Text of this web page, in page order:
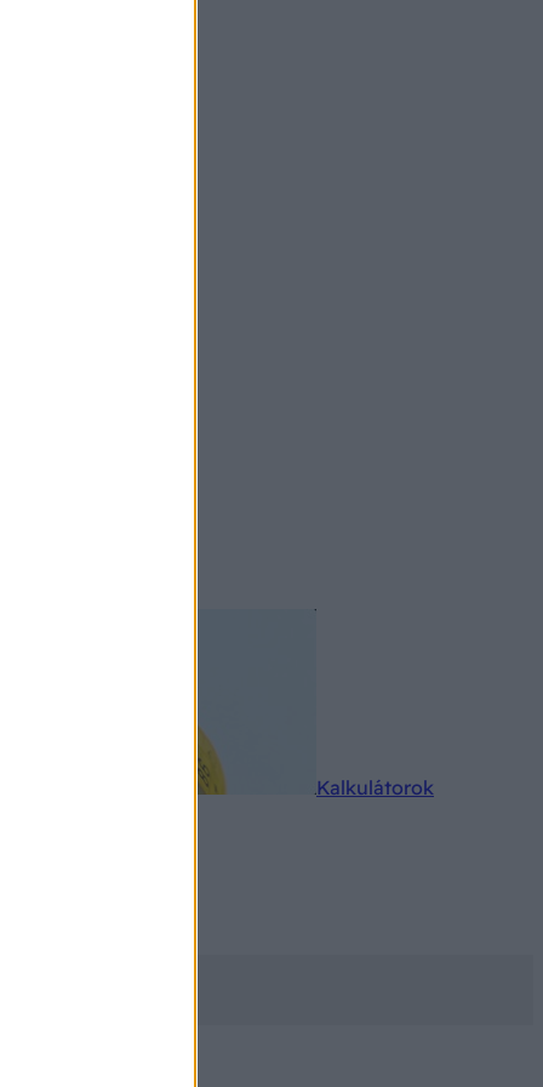
Kalkulátorok